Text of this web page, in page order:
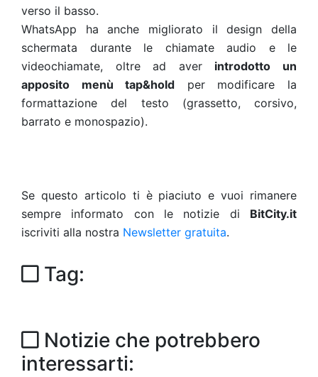
verso il basso.
WhatsApp ha anche migliorato il design della
schermata durante le chiamate audio e le
videochiamate, oltre ad aver introdotto un
apposito menù tap&hold per modificare la
formattazione del testo (grassetto, corsivo,
barrato e monospazio).
Se questo articolo ti è piaciuto e vuoi rimanere
sempre informato con le notizie di BitCity.it
iscriviti alla nostra Newsletter gratuita.
Tag:
Notizie che potrebbero
interessarti: